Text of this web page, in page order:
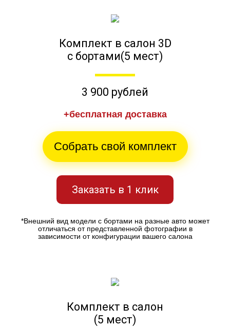
Комплект в салон 3D
с бортами(5 мест)
3 900 рублей
+бесплатная доставка
Собрать свой комплект
Заказать в 1 клик
*Внешний вид модели с бортами на разные авто может
отличаться от представленной фотографии в
зависимости от конфигурации вашего салона
Комплект в салон
(5 мест)